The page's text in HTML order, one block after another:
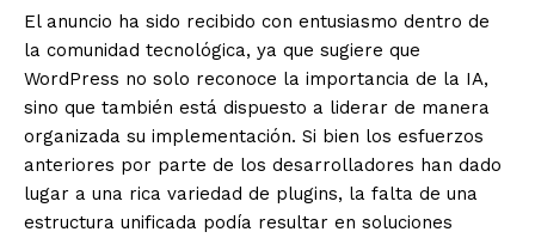
El anuncio ha sido recibido con entusiasmo dentro de
la comunidad tecnológica, ya que sugiere que
WordPress no solo reconoce la importancia de la IA,
sino que también está dispuesto a liderar de manera
organizada su implementación. Si bien los esfuerzos
anteriores por parte de los desarrolladores han dado
lugar a una rica variedad de plugins, la falta de una
estructura unificada podía resultar en soluciones